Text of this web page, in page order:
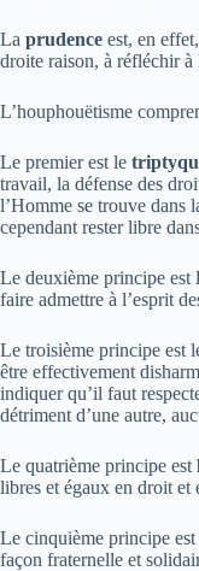
La prudence est, en
droite raison, à réfléchir à
L’houphouëtisme
Le premier est le
travail, la défense des
l’Homme se trouve dans
cependant rester libre
Le deuxième principe est
faire admettre à l’esprit
Le troisième principe est
être effectivement
indiquer qu’il faut
détriment d’une autre,
Le quatrième principe est
libres et égaux en droit et
Le cinquième principe est
façon fraternelle et